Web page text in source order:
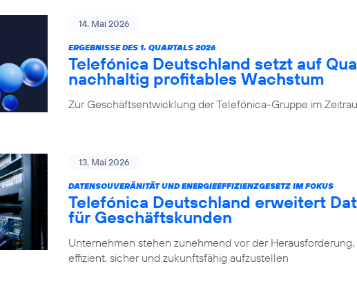
14. Mai 2026
ERGEBNISSE DES 1. QUARTALS 2026
Telefónica Deutschland setzt auf
nachhaltig profitables Wachstum
Zur Geschäftsentwicklung der Telefónica-Gruppe im
13. Mai 2026
DATENSOUVERÄNITÄT UND ENERGIEEFFIZIENZGESETZ IM FOKUS
Telefónica Deutschland erweitert
für Geschäftskunden
Unternehmen stehen zunehmend vor der
effizient, sicher und zukunftsfähig aufzustellen